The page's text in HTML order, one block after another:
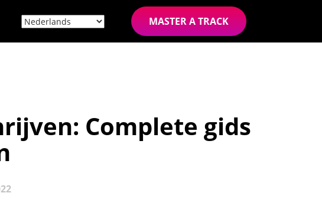
MASTER A TRACK
Complete gids